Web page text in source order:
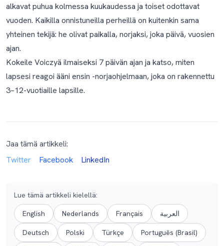
alkavat puhua kolmessa kuukaudessa ja toiset odottavat
vuoden. Kaikilla onnistuneilla perheillä on kuitenkin sama
yhteinen tekijä: he olivat paikalla, norjaksi, joka päivä, vuosien
ajan.
Kokeile Voiczyä ilmaiseksi 7 päivän ajan ja katso, miten
lapsesi reagoi ääni ensin -norjaohjelmaan, joka on rakennettu
3–12-vuotiaille lapsille.
Jaa tämä artikkeli:
Twitter
Facebook LinkedIn
Lue tämä artikkeli kielellä:
English Nederlands Français العربية
Deutsch Polski Türkçe Português (Brasil)